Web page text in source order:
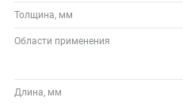
Толщина, мм
Области применения
Длина, мм